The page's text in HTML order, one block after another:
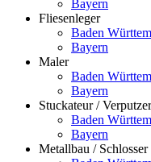
Bayern
Fliesenleger
Baden
Bayern
Maler
Baden
Bayern
Stuckateur / Verputzer
Baden
Bayern
Metallbau / Schlosser